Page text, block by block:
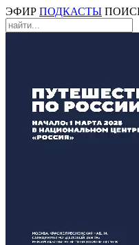
ЭФИР ПОДКАСТЫ